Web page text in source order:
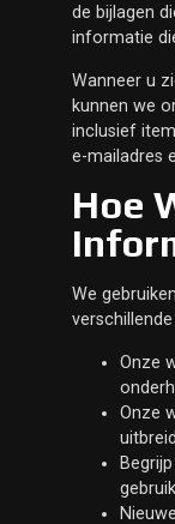
de bijlagen
informatie
Wanneer u
kunnen we
inclusief
e-mailadres
Hoe
We
Onze
Onze